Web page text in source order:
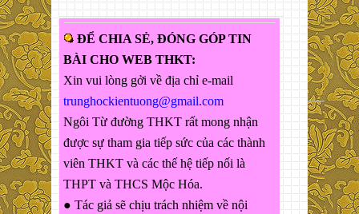
ĐỂ CHIA SẺ, ĐÓNG GÓP TIN
BÀI CHO WEB THKT:
Xin vui lòng gởi về địa chỉ e-mail
trunghockientuong@gmail.com
Ngôi Từ đường THKT rất mong nhận
được sự tham gia tiếp sức của các thành
viên THKT và các thế hệ tiếp nối là
THPT và THCS Mộc Hóa.
● Tác giả sẽ chịu trách nhiệm về nội